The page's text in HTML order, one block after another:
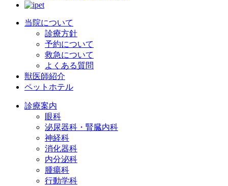
当院について
診療方針
予約について
救急について
よくある質問
獣医師紹介
ペットホテル
診療案内
眼科
泌尿器科・腎臓内科
神経科
消化器科
内分泌科
腫瘍科
行動学科